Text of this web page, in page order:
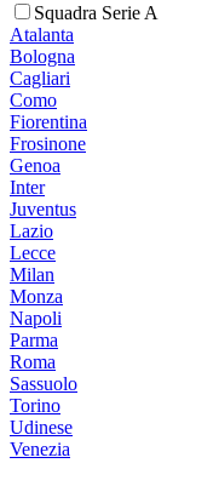
Squadra Serie A
Atalanta
Bologna
Cagliari
Como
Fiorentina
Frosinone
Genoa
Inter
Juventus
Lazio
Lecce
Milan
Monza
Napoli
Parma
Roma
Sassuolo
Torino
Udinese
Venezia